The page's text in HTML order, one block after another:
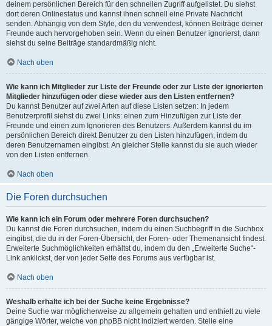
deinem persönlichen Bereich für den schnellen Zugriff aufgelistet. Du siehst
dort deren Onlinestatus und kannst ihnen schnell eine Private Nachricht
senden. Abhängig von dem Style, den du verwendest, können Beiträge deiner
Freunde auch hervorgehoben sein. Wenn du einen Benutzer ignorierst, dann
siehst du seine Beiträge standardmäßig nicht.
Nach oben
Wie kann ich Mitglieder zur Liste der Freunde oder zur Liste der ignorierten
Mitglieder hinzufügen oder diese wieder aus den Listen entfernen?
Du kannst Benutzer auf zwei Arten auf diese Listen setzen: In jedem
Benutzerprofil siehst du zwei Links: einen zum Hinzufügen zur Liste der
Freunde und einen zum Ignorieren des Benutzers. Außerdem kannst du im
persönlichen Bereich direkt Benutzer zu den Listen hinzufügen, indem du
deren Benutzernamen eingibst. An gleicher Stelle kannst du sie auch wieder
von den Listen entfernen.
Nach oben
Die Foren durchsuchen
Wie kann ich ein Forum oder mehrere Foren durchsuchen?
Du kannst die Foren durchsuchen, indem du einen Suchbegriff in die Suchbox
eingibst, die du in der Foren-Übersicht, der Foren- oder Themenansicht findest.
Erweiterte Suchmöglichkeiten erhältst du, indem du den „Erweiterte Suche“-
Link anklickst, der von jeder Seite des Forums aus verfügbar ist.
Nach oben
Weshalb erhalte ich bei der Suche keine Ergebnisse?
Deine Suche war möglicherweise zu allgemein gehalten und enthielt zu viele
gängige Wörter, welche von phpBB nicht indiziert werden. Stelle eine